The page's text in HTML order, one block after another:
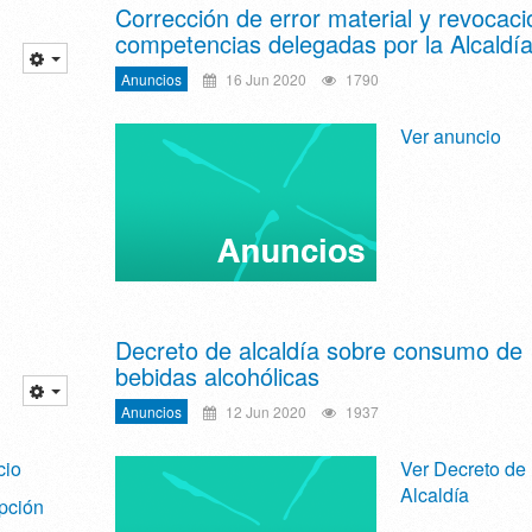
Corrección de error material y
competencias delegadas por la Alcaldía
Anuncios 16 Jun 2020 1790
Ver anuncio
Decreto de alcaldía sobre consumo de
bebidas alcohólicas
Anuncios 12 Jun 2020 1937
Ver Decreto de
Alcaldía